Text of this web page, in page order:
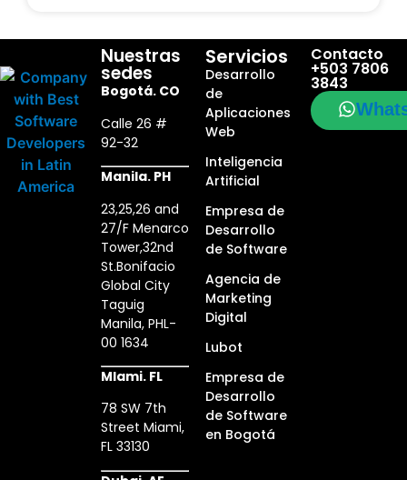
Nuestras
sedes
Bogotá. CO
Calle 26 #
92-32
Manila. PH
23,25,26 and
27/F Menarco
Tower,32nd
St.Bonifacio
Global City
Taguig
Manila, PHL-
00 1634
MIami. FL
78 SW 7th
Street Miami,
FL 33130
Servicios
Desarrollo
de
Aplicaciones
Web
Inteligencia
Artificial
Empresa de
Desarrollo
de Software
Agencia de
Marketing
Digital
Lubot
Empresa de
Desarrollo
de Software
en Bogotá
Contacto
+503 7806
3843